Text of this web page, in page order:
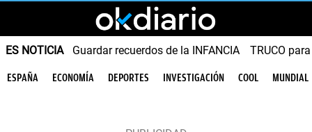
ES NOTICIA Guardar recuerdos de la INFANCIA TRUCO
ESPAÑA ECONOMÍA DEPORTES INVESTIGACIÓN COOL MUNDIAL